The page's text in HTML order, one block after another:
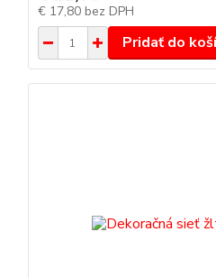
€ 17,80 bez DPH
Pridať do